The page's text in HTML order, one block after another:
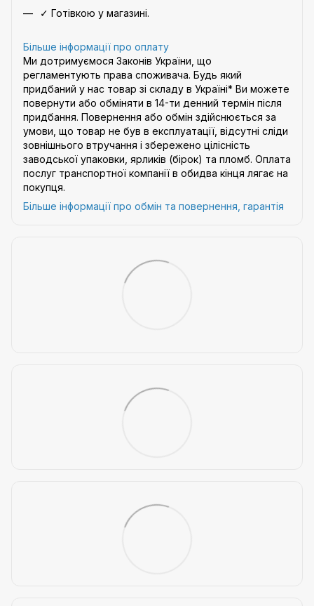
✓ Готівкою у магазині.
Більше інформації про оплату
Ми дотримуємося Законів України, що
регламентують права споживача. Будь який
придбаний у нас товар зі складу в Україні* Ви можете
повернути або обміняти в 14-ти денний термін після
придбання. Повернення або обмін здійснюється за
умови, що товар не був в експлуатації, відсутні сліди
зовнішнього втручання і збережено цілісність
заводської упаковки, ярликів (бірок) та пломб. Оплата
послуг транспортної компанії в обидва кінця лягає на
покупця.
Більше інформації про обмін та повернення, гарантія